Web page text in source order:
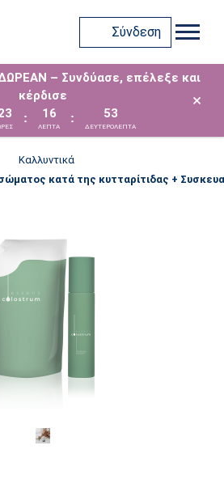
Σύνδεση
– Συνδύασε, επέλεξε και
κέρδισε
: 16
ΛΕΠΤΑ
: 52
ΔΕΥΤΕΡΟΛΕΠΤΑ
×
Καλλυντικά
κατά της κυτταρίτιδας +